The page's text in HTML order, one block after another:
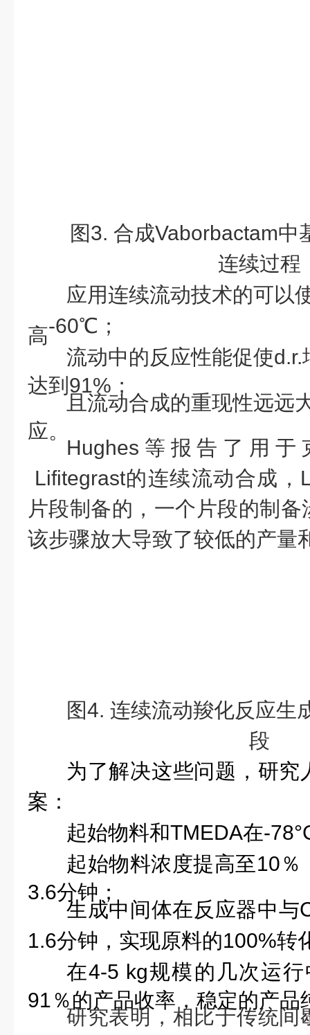
图3. 合成Vaborbactam中
连续过程
应用连续流动技术的可以
高-60℃；
流动中的反应性能促使d.r.
达到91%；
且流动合成的重现性远远
应。
Hughes等报告了用
Lifitegrast的连续流动合成，
片段制备的，一个片段的制
该步骤放大导致了较低的产量
图4. 连续流动羧化反应生
段
为了解决这些问题，研究
案：
起始物料和TMEDA在-
起始物料浓度提高至10％
3.6分钟；
生成中间体在反应器中与
1.6分钟，实现原料的100%转
在4-5 kg规模的几次运
91％的产品收率，稳定的产品
研究表明，相比于传统间